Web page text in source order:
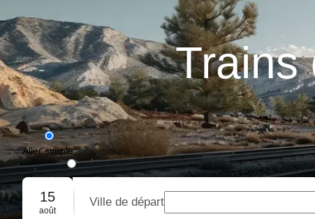
Trains
Aller simple
Aller-retour
Réservation de groupe
15
août
Ville de départ